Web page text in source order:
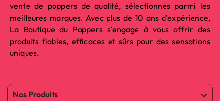
vente de poppers de qualité, sélectionnés parmi les
meilleures marques. Avec plus de 10 ans d’expérience,
La Boutique du Poppers s’engage à vous offrir des
produits fiables, efficaces et sûrs pour des sensations
uniques.
Nos Produits 